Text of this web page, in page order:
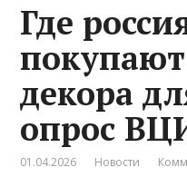
Где
декора
опрос
01.04.2026 Новости